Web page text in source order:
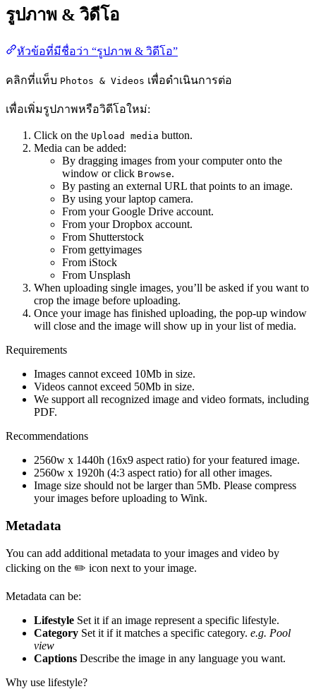
รูปภาพ & วิดีโอ
หัวข้อที่มีชื่อว่า “รูปภาพ & วิดีโอ”
คลิกที่แท็บ Photos & Videos เพื่อดำเนินการต่อ
เพื่อเพิ่มรูปภาพหรือวิดีโอใหม่:
Click on the Upload media button.
Media can be added:
By dragging images from your computer onto the
window or click Browse.
By pasting an external URL that points to an image.
By using your laptop camera.
From your Google Drive account.
From your Dropbox account.
From Shutterstock
From gettyimages
From iStock
From Unsplash
When uploading single images, you’ll be asked if you want to
crop the image before uploading.
Once your image has finished uploading, the pop-up window
will close and the image will show up in your list of media.
Requirements
Images cannot exceed 10Mb in size.
Videos cannot exceed 50Mb in size.
We support all recognized image and video formats, including
PDF.
Recommendations
2560w x 1440h (16x9 aspect ratio) for your featured image.
2560w x 1920h (4:3 aspect ratio) for all other images.
Image size should not be larger than 5Mb. Please compress
your images before uploading to Wink.
Metadata
You can add additional metadata to your images and video by
clicking on the ✏️ icon next to your image.
Metadata can be:
Lifestyle Set it if an image represent a specific lifestyle.
Category Set it if it matches a specific category. e.g. Pool
view
Captions Describe the image in any language you want.
Why use lifestyle?